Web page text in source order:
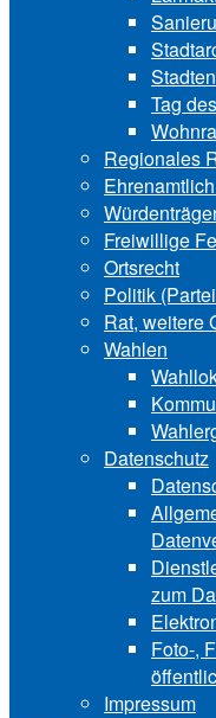
Tag
Regionales
Freiwillige
Ortsrecht
Politik
Rat, weitere
Wahlen
Datenschutz
zum
Foto-,
Impressum